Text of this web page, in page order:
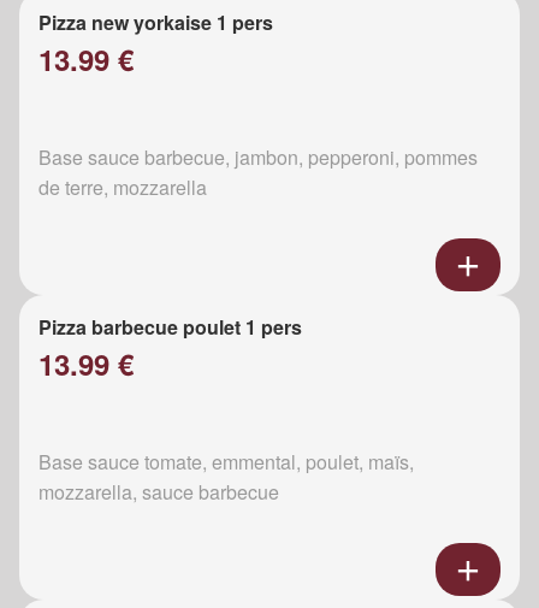
Pizza new yorkaise 1 pers
13.99 €
Base sauce barbecue, jambon, pepperoni, pommes
de terre, mozzarella
Pizza barbecue poulet 1 pers
13.99 €
Base sauce tomate, emmental, poulet, maïs,
mozzarella, sauce barbecue